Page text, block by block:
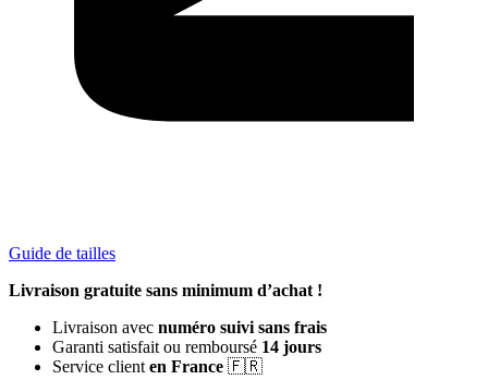
Guide de tailles
Livraison gratuite sans minimum d’achat !
Livraison avec numéro suivi sans frais
Garanti satisfait ou remboursé 14 jours
Service client en France 🇫🇷